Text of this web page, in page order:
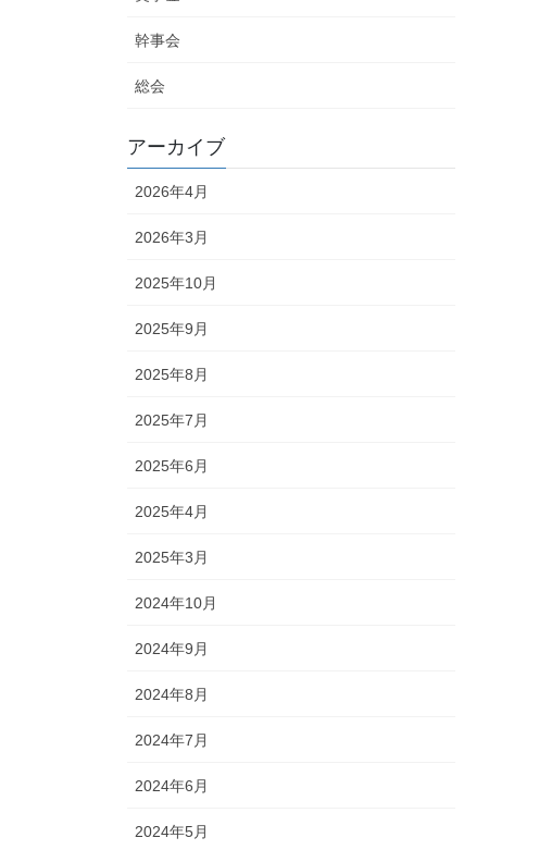
幹事会
総会
アーカイブ
2026年4月
2026年3月
2025年10月
2025年9月
2025年8月
2025年7月
2025年6月
2025年4月
2025年3月
2024年10月
2024年9月
2024年8月
2024年7月
2024年6月
2024年5月